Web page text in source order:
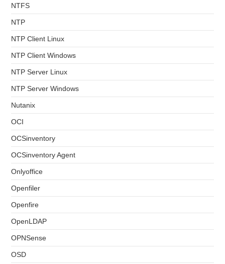
NTFS
NTP
NTP Client Linux
NTP Client Windows
NTP Server Linux
NTP Server Windows
Nutanix
OCI
OCSinventory
OCSinventory Agent
Onlyoffice
Openfiler
Openfire
OpenLDAP
OPNSense
OSD